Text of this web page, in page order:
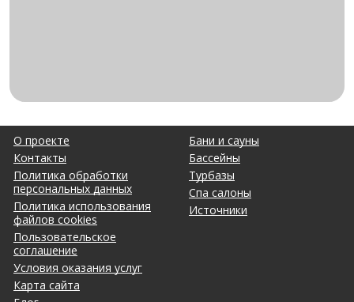
О проекте
Контакты
Политика обработки
персональных данных
Политика использования
файлов cookies
Пользовательское
соглашение
Условия оказания услуг
Карта сайта
Бани и сауны
Бассейны
Турбазы
Спа салоны
Источники